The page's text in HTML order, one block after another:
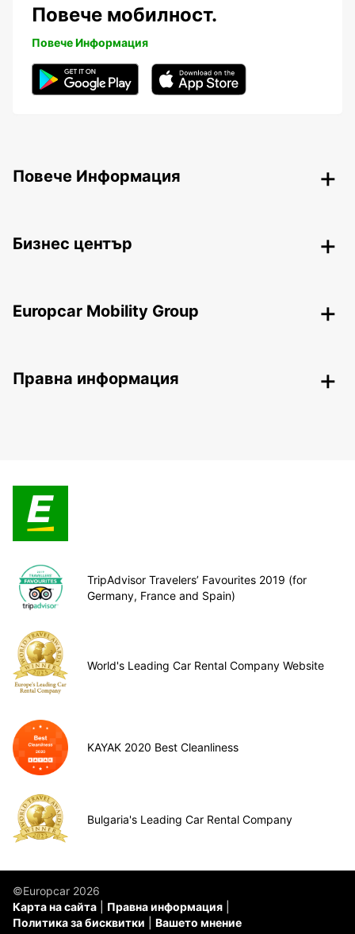
Повече мобилност.
Повече Информация
Повече Информация
Бизнес център
Europcar Mobility Group
Правна информация
TripAdvisor Travelers’ Favourites 2019 (for
Germany, France and Spain)
World's Leading Car Rental Company Website
KAYAK 2020 Best Cleanliness
Bulgaria's Leading Car Rental Company
©Europcar 2026
Карта на сайта
Правна информация
Политика за бисквитки
Вашето мнение